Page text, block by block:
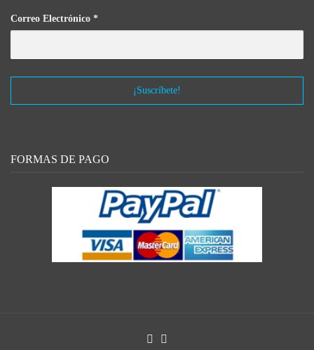
Correo Electrónico *
FORMAS DE PAGO